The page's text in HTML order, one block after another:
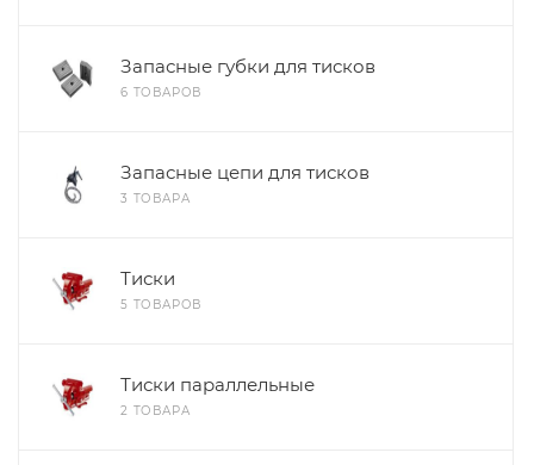
Запасные губки для тисков
6 ТОВАРОВ
Запасные цепи для тисков
3 ТОВАРА
Тиски
5 ТОВАРОВ
Тиски параллельные
2 ТОВАРА